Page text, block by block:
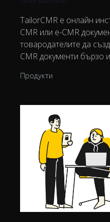
TailorCMR е онлайн
CMR или е-CMR
товародателите да
CMR документи бързо
Продукти